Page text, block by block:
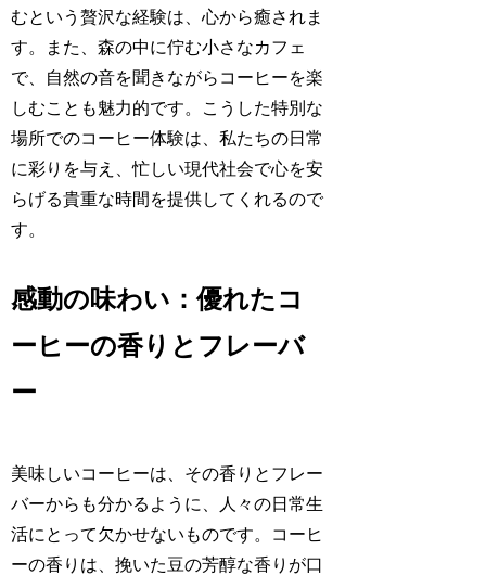
むという贅沢な経験は、心から癒されま
す。また、森の中に佇む小さなカフェ
で、自然の音を聞きながらコーヒーを楽
しむことも魅力的です。こうした特別な
場所でのコーヒー体験は、私たちの日常
に彩りを与え、忙しい現代社会で心を安
らげる貴重な時間を提供してくれるので
す。
感動の味わい：優れたコ
ーヒーの香りとフレーバ
ー
美味しいコーヒーは、その香りとフレー
バーからも分かるように、人々の日常生
活にとって欠かせないものです。コーヒ
ーの香りは、挽いた豆の芳醇な香りが口